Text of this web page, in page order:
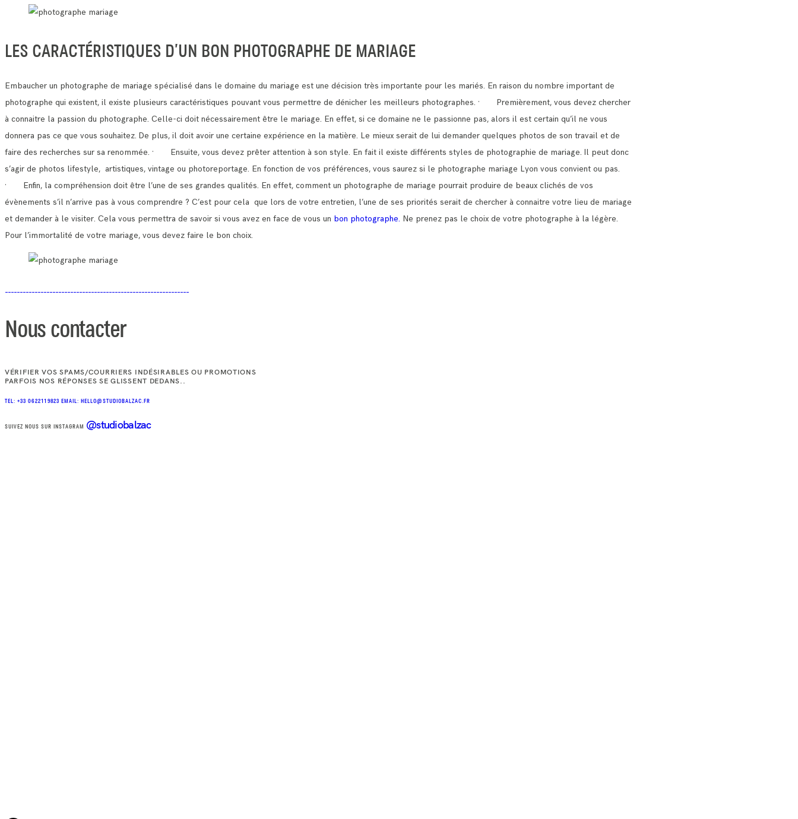
LES CARACTÉRISTIQUES D’UN BON PHOTOGRAPHE DE MARIAGE
Embaucher un photographe de mariage spécialisé dans le domaine du mariage est une décision très importante pour les mariés. En raison du nombre important de
photographe qui existent, il existe plusieurs caractéristiques pouvant vous permettre de dénicher les meilleurs photographes. · Premièrement, vous devez chercher
à connaitre la passion du photographe. Celle-ci doit nécessairement être le mariage. En effet, si ce domaine ne le passionne pas, alors il est certain qu’il ne vous
donnera pas ce que vous souhaitez. De plus, il doit avoir une certaine expérience en la matière. Le mieux serait de lui demander quelques photos de son travail et de
faire des recherches sur sa renommée. · Ensuite, vous devez prêter attention à son style. En fait il existe différents styles de photographie de mariage. Il peut donc
s’agir de photos lifestyle, artistiques, vintage ou photoreportage. En fonction de vos préférences, vous saurez si le photographe mariage Lyon vous convient ou pas.
· Enfin, la compréhension doit être l’une de ses grandes qualités. En effet, comment un photographe de mariage pourrait produire de beaux clichés de vos
évènements s’il n’arrive pas à vous comprendre ? C’est pour cela que lors de votre entretien, l’une de ses priorités serait de chercher à connaitre votre lieu de mariage
et demander à le visiter. Cela vous permettra de savoir si vous avez en face de vous un bon photographe. Ne prenez pas le choix de votre photographe à la légère.
Pour l’immortalité de votre mariage, vous devez faire le bon choix.
Nous contacter
VÉRIFIER VOS SPAMS/COURRIERS INDÉSIRABLES OU PROMOTIONS
PARFOIS NOS RÉPONSES SE GLISSENT DEDANS..
TEL: +33 0622119823 EMAIL: HELLO@STUDIOBALZAC.FR
SUIVEZ NOUS SUR INSTAGRAM @studiobalzac